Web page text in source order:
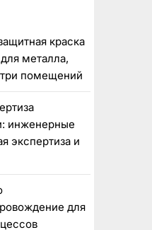
краска
металла,
помещений
инженерные
экспертиза и
для